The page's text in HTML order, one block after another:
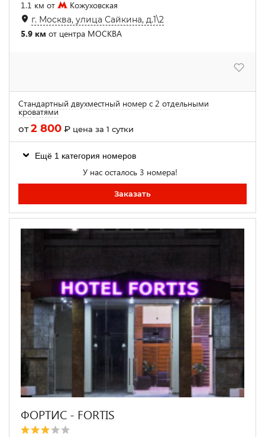
1.1 км от Кожуховская
г. Москва, улица Сайкина, д.1\2
5.9 км от центра МОСКВА
Стандартный двухместный номер с 2 отдельными
кроватями
от2 800 ₽ цена за 1 сутки
Ещё 1 категория номеров
У нас осталось 3 номера!
Заказать
ФОРТИС - FORTIS